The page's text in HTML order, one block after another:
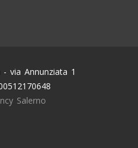
via Annunziata 1
Salerno